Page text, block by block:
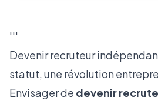
'''
Devenir recruteur
statut, une révolution
Envisager de devenir